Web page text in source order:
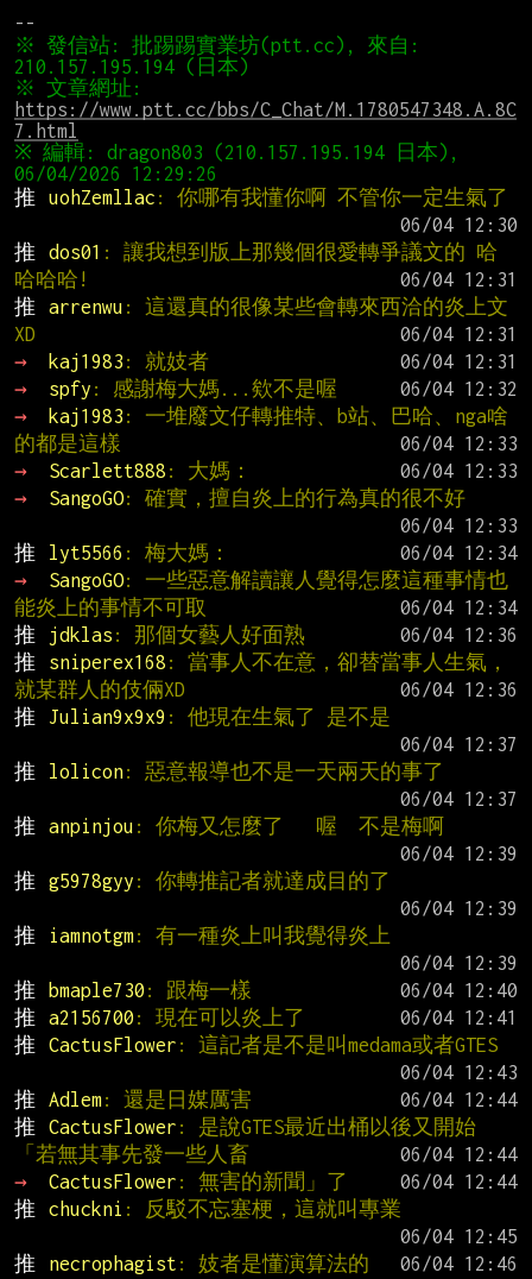
※ 發信站: 批踢踢實業坊(ptt.cc), 來自:
https://www.ptt.cc/bbs/C_Chat/M.1780547348.A.8C
7.html
※ 編輯: dragon803 (210.157.195.194 日本),
推
uohZemllac : 你哪有我懂你啊 不管你一定生氣了
推
dos01 : 讓我想到版上那幾個很愛轉爭議文的 哈
哈哈哈!
推
arrenwu : 這還真的很像某些會轉來西洽的炎上文
XD
→
kaj1983 : 就妓者
→
spfy : 感謝梅大媽...欸不是喔
→
kaj1983 : 一堆廢文仔轉推特、b站、巴哈、nga啥
的都是這樣
→
Scarlett888 : 大媽：
→
SangoGO: 確實，擅自炎上的行為真的很不好
推
lyt5566 : 梅大媽：
→
SangoGO: 一些惡意解讀讓人覺得怎麼這種事情也
能炎上的事情不可取
推
jdklas : 那個女藝人好面熟
推
sniperex168 : 當事人不在意，卻替當事人生氣，
就某群人的伎倆XD
推
Julian9x9x9 : 他現在生氣了 是不是
推
lolicon: 惡意報導也不是一天兩天的事了
推
anpinjou : 你梅又怎麼了   喔  不是梅啊
推
g5978gyy : 你轉推記者就達成目的了
推
iamnotgm: 有一種炎上叫我覺得炎上
推
bmaple730 : 跟梅一樣
推
a2156700 : 現在可以炎上了
推
CactusFlower : 這記者是不是叫medama或者GTES
推
Adlem: 還是日媒厲害
推
CactusFlower : 是說GTES最近出桶以後又開始
「若無其事先發一些人畜
→
CactusFlower : 無害的新聞」了
推
chuckni : 反駁不忘塞梗，這就叫專業
推
necrophagist : 妓者是懂演算法的